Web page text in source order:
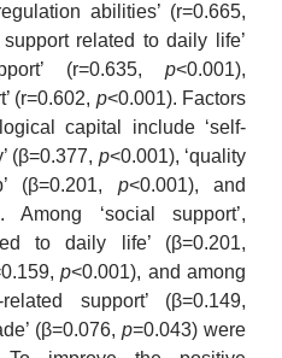
abilities’ (r=0.665,
related to daily life’
(r=0.635, p<0.001),
(r=0.602, p<0.001). Factors
capital include ‘self-
(β=0.377, p<0.001), ‘quality
(β=0.201, p<0.001), and
Among ‘social support’,
to daily life’ (β=0.201,
p<0.001), and among
support’ (β=0.149,
(β=0.076, p=0.043) were